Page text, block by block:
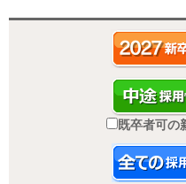
既卒者可の